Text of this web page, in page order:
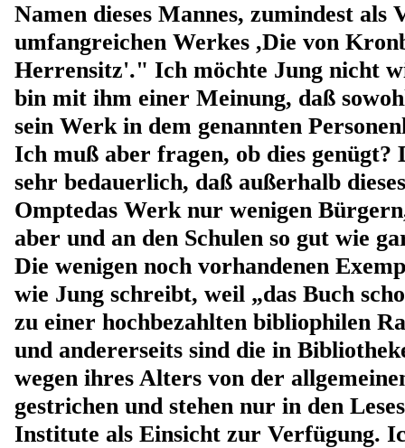
Namen dieses Mannes, zumindest als
umfangreichen Werkes ,Die von
Herrensitz'." Ich möchte Jung nicht
bin mit ihm einer Meinung, daß
sein Werk in dem genannten
Ich muß aber fragen, ob dies genügt?
sehr bedauerlich, daß außerhalb
Omptedas Werk nur wenigen
aber und an den Schulen so gut wie
Die wenigen noch vorhandenen
wie Jung schreibt, weil „das Buch
zu einer hochbezahlten bibliophilen
und andererseits sind die in
wegen ihres Alters von der
gestrichen und stehen nur in den
Institute als Einsicht zur Verfügung.